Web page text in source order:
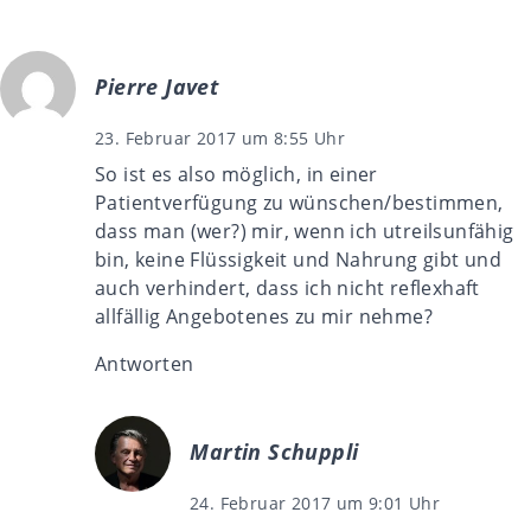
Pierre Javet
23. Februar 2017 um 8:55 Uhr
So ist es also möglich, in einer
Patientverfügung zu wünschen/bestimmen,
dass man (wer?) mir, wenn ich utreilsunfähig
bin, keine Flüssigkeit und Nahrung gibt und
auch verhindert, dass ich nicht reflexhaft
allfällig Angebotenes zu mir nehme?
Antworten
Martin Schuppli
24. Februar 2017 um 9:01 Uhr